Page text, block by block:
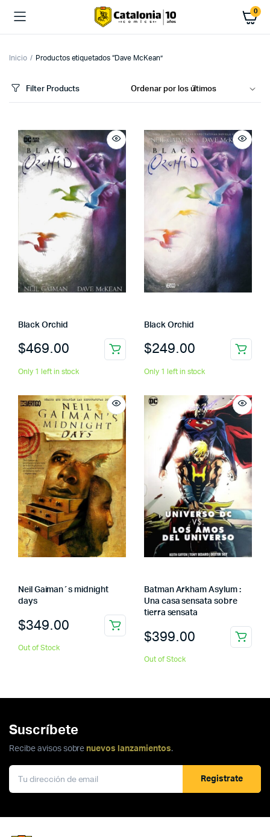
0
Inicio Productos etiquetados “Dave McKean”
Filter Products
Black Orchid
$469.00
Only 1 left in stock
Black Orchid
$249.00
Only 1 left in stock
Neil Gaiman´s midnight
days
$349.00
Out of Stock
Batman Arkham Asylum :
Una casa sensata sobre
tierra sensata
$399.00
Out of Stock
Suscríbete
Recibe avisos sobre nuevos lanzamientos.
Registrate